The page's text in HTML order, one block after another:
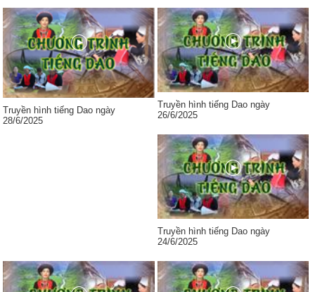
Truyền hình tiếng Dao ngày
28/6/2025
Truyền hình tiếng Dao ngày
26/6/2025
Truyền hình tiếng Dao ngày
24/6/2025